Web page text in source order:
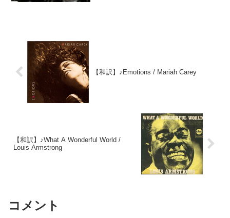
【和訳】♪Emotions / Mariah Carey
【和訳】♪What A Wonderful World /
Louis Armstrong
コメント